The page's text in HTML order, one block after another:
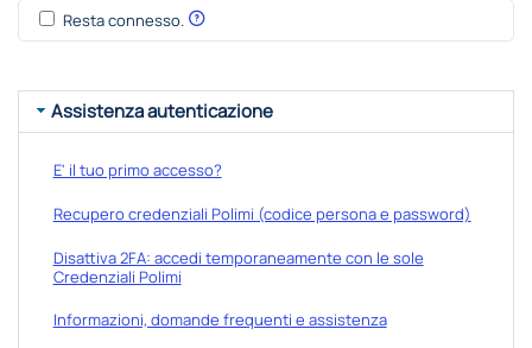
Resta connesso.
Assistenza autenticazione
E' il tuo primo accesso?
Recupero credenziali Polimi (codice persona e password)
Disattiva 2FA: accedi temporaneamente con le sole
Credenziali Polimi
Informazioni, domande frequenti e assistenza